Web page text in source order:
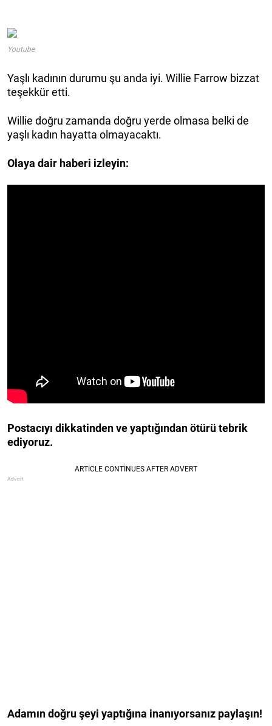
Youtube
Yaşlı kadının durumu şu anda iyi. Willie Farrow bizzat
teşekkür etti.
Willie doğru zamanda doğru yerde olmasa belki de
yaşlı kadın hayatta olmayacaktı.
Olaya dair haberi izleyin:
Postacıyı dikkatinden ve yaptığından ötürü tebrik
ediyoruz.
Adamın doğru şeyi yaptığına inanıyorsanız paylaşın!